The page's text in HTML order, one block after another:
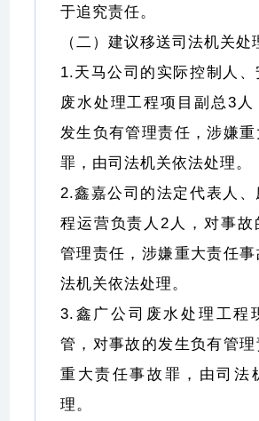
于追究责任。
（二）建议移送司法机关处
1.天马公司的实际控制人、
废水处理工程项目副总3人
发生负有管理责任，涉嫌重
罪，由司法机关依法处理。
2.鑫嘉公司的法定代表人、
程运营负责人2人，对事故
管理责任，涉嫌重大责任事
法机关依法处理。
3.鑫广公司废水处理工程
管，对事故的发生负有管理
重大责任事故罪，由司法
理。